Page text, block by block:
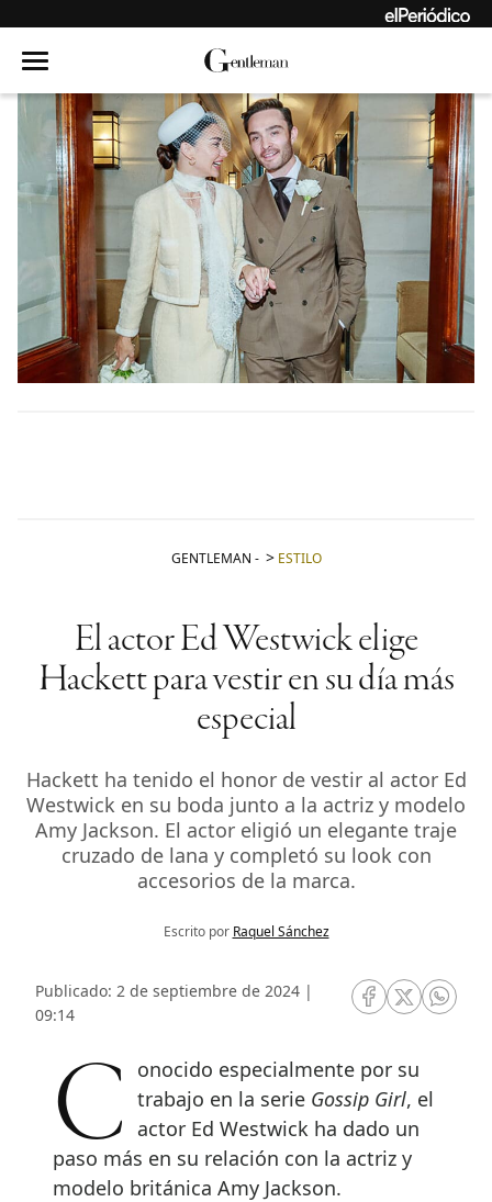
GENTLEMAN - ESTILO
El actor Ed Westwick elige
Hackett para vestir en su día más
especial
Hackett ha tenido el honor de vestir al actor Ed
Westwick en su boda junto a la actriz y modelo
Amy Jackson. El actor eligió un elegante traje
cruzado de lana y completó su look con
accesorios de la marca.
Escrito por Raquel Sánchez
Publicado: 2 de septiembre de 2024 |
09:14
RRSS Facebook
RRSSRRSS
Conocido especialmente por su trabajo en la serie Gossip Girl, el
actor Ed Westwick ha dado un
paso más en su relación con la actriz y
modelo británica Amy Jackson.